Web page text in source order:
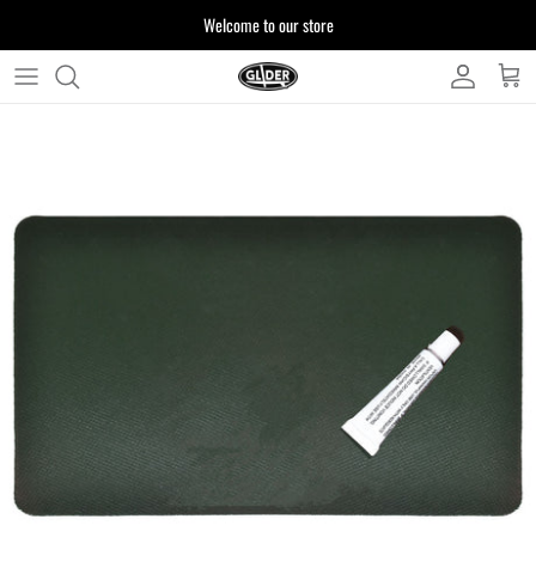
ッ
Welcome to our store
ます